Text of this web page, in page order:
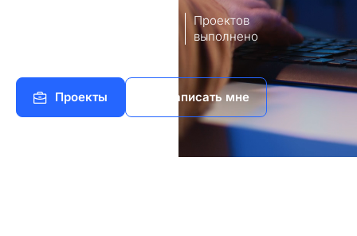
Проектов
выполнено
Проекты Написать мне